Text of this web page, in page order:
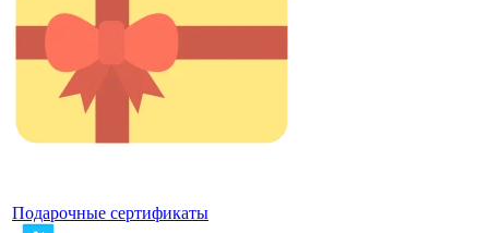
Подарочные сертификаты